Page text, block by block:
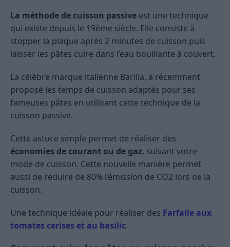
La méthode de cuisson passive est une technique
qui existe depuis le 19ème siècle. Elle consiste à
stopper la plaque après 2 minutes de cuisson puis
laisser les pâtes cuire dans l’eau bouillante à couvert.
La célèbre marque italienne Barilla, a récemment
proposé les temps de cuisson adaptés pour ses
fameuses pâtes en utilisant cette technique de la
cuisson passive.
Cette astuce simple permet de réaliser des
économies de courant ou de gaz, suivant votre
mode de cuisson. Cette nouvelle manière permet
aussi de réduire de 80% l’émission de CO2 lors de la
cuisson.
Une technique idéale pour réaliser des Farfalle aux
tomates cerises et au basilic.